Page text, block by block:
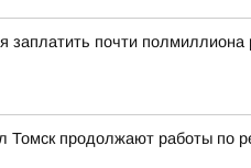
почти
Томск продолжают работы по